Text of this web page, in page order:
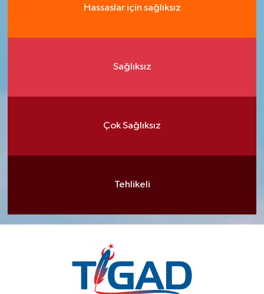
Hassaslar için sağlıksız
Sağlıksız
Çok Sağlıksız
Tehlikeli